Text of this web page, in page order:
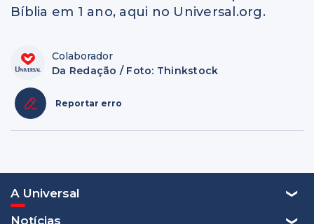
Bíblia em 1 ano, aqui no Universal.org.
Colaborador
Da Redação / Foto: Thinkstock
Reportar erro
A Universal
Notícias